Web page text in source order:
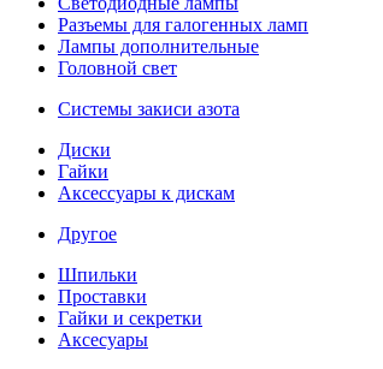
Разъемы для галогенных ламп
Лампы дополнительные
Головной свет
Системы закиси азота
Диски
Гайки
Аксессуары к дискам
Другое
Шпильки
Проставки
Гайки и секретки
Аксесуары